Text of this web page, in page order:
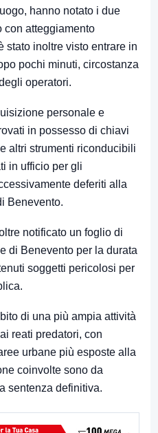
hanno notato i due
con atteggiamento
stato inoltre visto entrare in
pochi minuti, circostanza
operatori.
personale e
in possesso di chiavi
altri strumenti riconducibili
in ufficio per gli
deferiti alla
Benevento.
notificato un foglio di
di Benevento per la durata
soggetti pericolosi per
di una più ampia attività
reati predatori, con
urbane più esposte alla
coinvolte sono da
sentenza definitiva.